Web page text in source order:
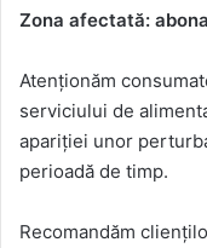
Zona afectată:
Atenționăm
serviciului de
apariției unor
perioadă de timp.
Recomandăm